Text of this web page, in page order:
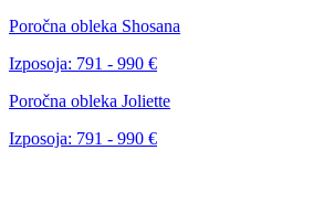
Poročna obleka Shosana
Izposoja: 791 - 990 €
Poročna obleka Joliette
Izposoja: 791 - 990 €